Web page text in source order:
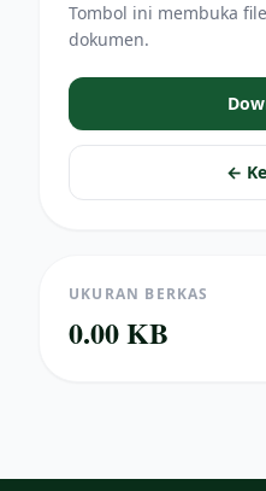
Tombol ini membuka
dokumen.
←
UKURAN BERKAS
0.00 KB